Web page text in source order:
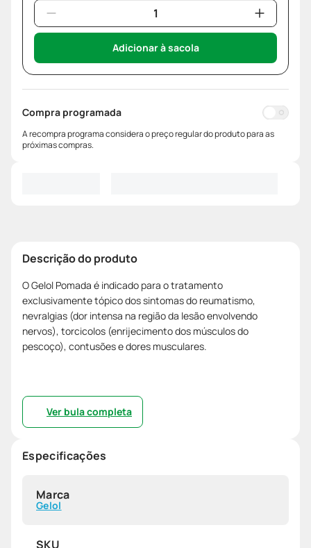
Adicionar à sacola
Compra programada
A recompra programa considera o preço regular do produto para as
próximas compras.
Descrição do produto
O Gelol Pomada é indicado para o tratamento
exclusivamente tópico dos sintomas do reumatismo,
nevralgias (dor intensa na região da lesão envolvendo
nervos), torcicolos (enrijecimento dos músculos do
pescoço), contusões e dores musculares.
Ver bula completa
Especificações
Marca
Gelol
SKU